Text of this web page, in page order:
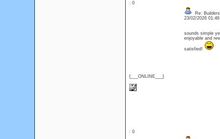
: 0
{___ONLINE___}
Re:
23/02/2026
sounds simple
enjoyable and
satisfied!
: 0